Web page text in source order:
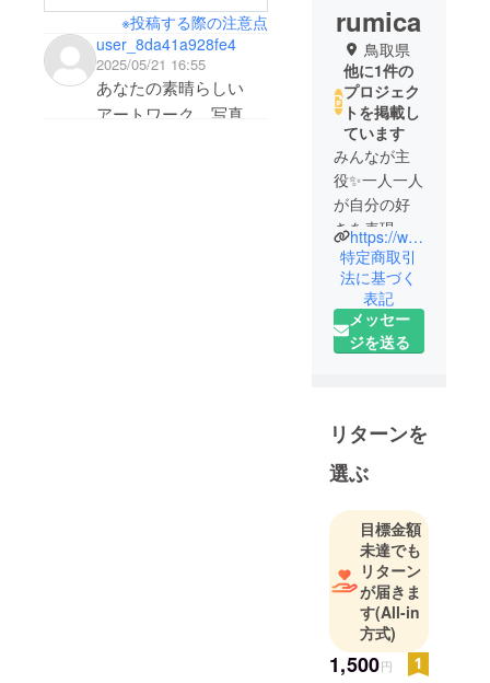
※投稿する際の注意点
user_8da41a928fe4
2025/05/21 16:55
あなたの素晴らしい
アートワーク、写真、
rumica
鳥取県
他に1件の
プロジェク
トを掲載し
ています
みんなが主
役✨️一人一人
が自分の好
きを表現し
よう！
Microcosmo
sはみんなが
輝ける場
や、わくわ
シェを開催
して提供し
ていきます✨️
くお願いし
ます‼️
https://www.instagram.com/microc999?igsh=MTViZms4YWN6YWFkeQ%3D%3D&utm_source=qr
特定商取引
法に基づく
表記
メッセー
ジを送る
リターンを
選ぶ
目標金額
未達でも
リターン
が届きま
す(All-in
方式)
1,500円